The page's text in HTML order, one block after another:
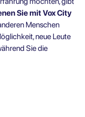
Sie mit Vox City
Menschen
neue Leute
Sie die